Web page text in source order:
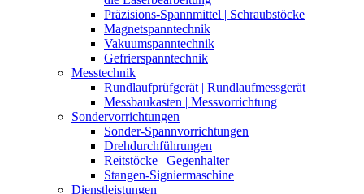
Präzisions-Spannmittel | Schraubstöcke
Magnetspanntechnik
Vakuumspanntechnik
Gefrierspanntechnik
Messtechnik
Rundlaufprüfgerät | Rundlaufmessgerät
Messbaukasten | Messvorrichtung
Sondervorrichtungen
Sonder-Spannvorrichtungen
Drehdurchführungen
Reitstöcke | Gegenhalter
Stangen-Signiermaschine
Dienstleistungen